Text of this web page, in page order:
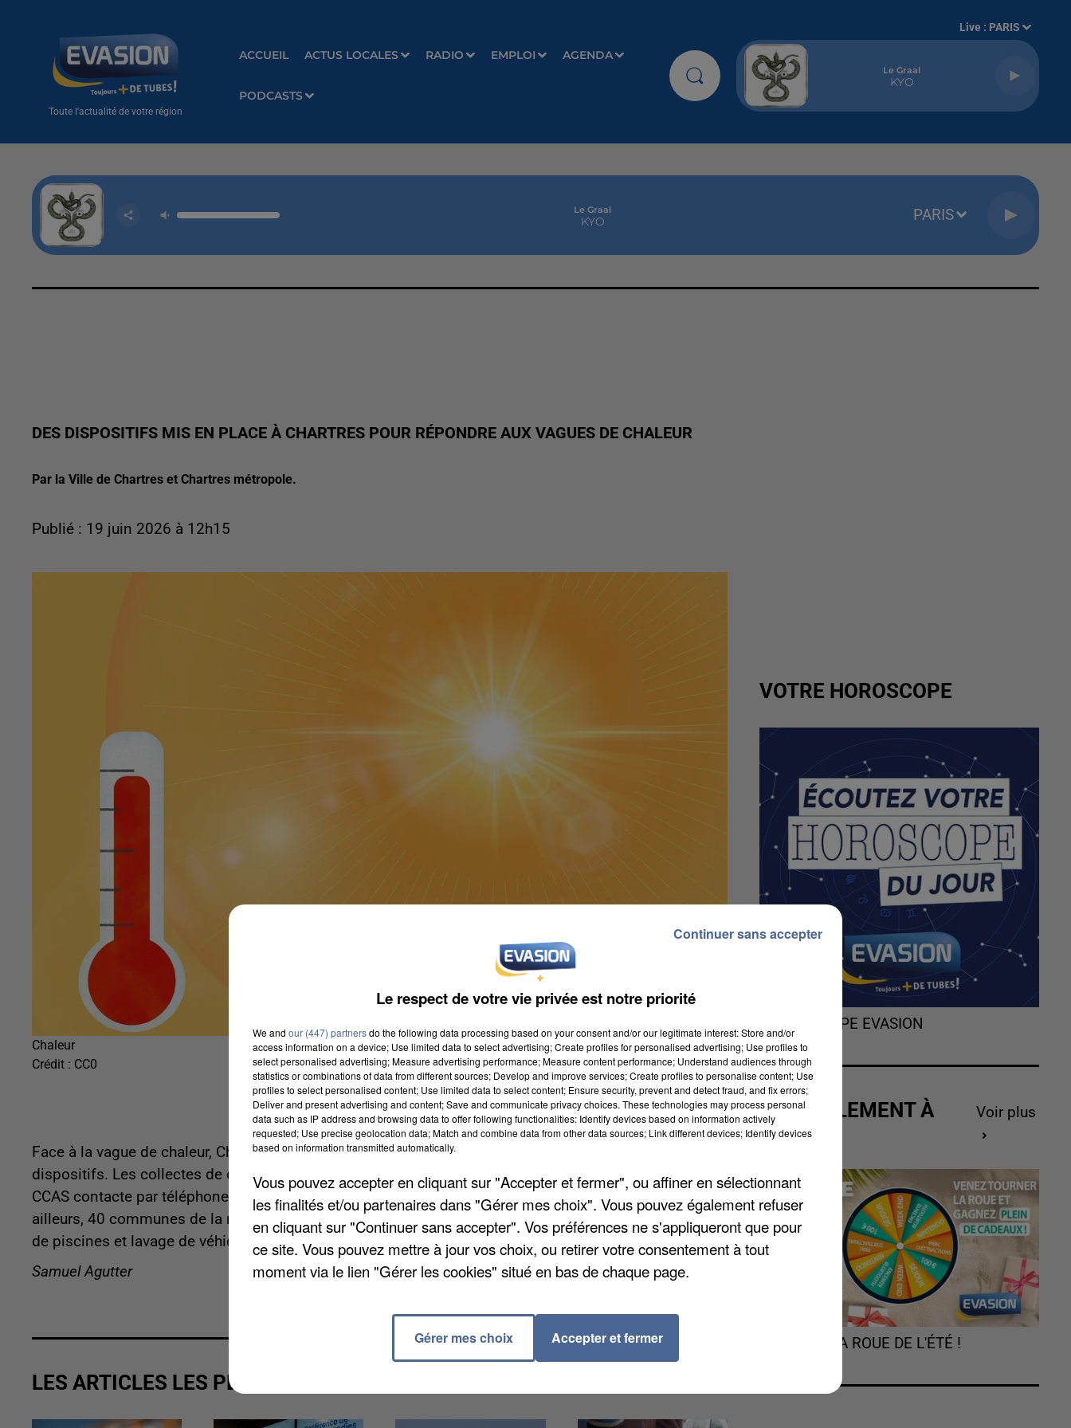
Toute l'actualité de votre région
ACCUEIL ACTUS LOCALES RADIO EMPLOI AGENDA
PODCASTS
Live : PARIS
Le Graal
KYO
Le Graal
KYO PARIS
DES DISPOSITIFS MIS EN PLACE À CHARTRES POUR RÉPONDRE AUX VAGUES DE CHALEUR
Par la Ville de Chartres et Chartres métropole.
Publié : 19 juin 2026 à 12h15
Chaleur
Crédit : CC0
Face à la vague de chaleur, Chartres métropole et la Ville de Chartres mettent en place plusieurs
dispositifs. Les collectes de déchets sont décalées en soirée, entre 18 heures et 1 heure du matin. Le
CCAS contacte par téléphone les quelque 150 personnes vulnérables inscrites sur son registre. Par
ailleurs, 40 communes de la métropole sont soumises à des restrictions d'eau : arrosage, remplissage
de piscines et lavage de véhicules sont notamment interdits.
Samuel Agutter
LES ARTICLES LES PLUS VUS
VOTRE HOROSCOPE
L'HOROSCOPE EVASION
ACTUELLEMENT À
GAGNER
Voir plus
TOURNEZ LA ROUE DE L'ÉTÉ !
Le respect de votre vie privée est notre priorité
We and our (447) partnersdo the following data processing based on your consent and/or our legitimate interest: Store and/or
access information on a device; Use limited data to select advertising; Create profiles for personalised advertising; Use profiles to
select personalised advertising; Measure advertising performance; Measure content performance; Understand audiences through
statistics or combinations of data from different sources; Develop and improve services; Create profiles to personalise content; Use
profiles to select personalised content; Use limited data to select content; Ensure security, prevent and detect fraud, and fix errors;
Deliver and present advertising and content; Save and communicate privacy choices. These technologies may process personal
data such as IP address and browsing data to offer following functionalities: Identify devices based on information actively
requested; Use precise geolocation data; Match and combine data from other data sources; Link different devices; Identify devices
based on information transmitted automatically.
Vous pouvez accepter en cliquant sur "Accepter et fermer", ou affiner en sélectionnant
les finalités et/ou partenaires dans "Gérer mes choix". Vous pouvez également refuser
en cliquant sur "Continuer sans accepter". Vos préférences ne s'appliqueront que pour
ce site. Vous pouvez mettre à jour vos choix, ou retirer votre consentement à tout
moment via le lien "Gérer les cookies" situé en bas de chaque page.
Gérer mes choix Accepter et fermer
Continuer sans accepter